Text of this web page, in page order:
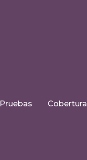
Pruebas Cobertura